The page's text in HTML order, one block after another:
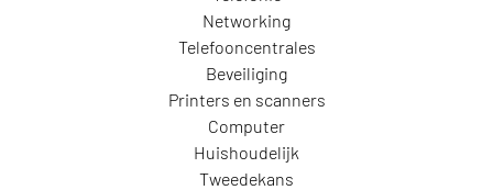
Networking
Telefooncentrales
Beveiliging
Printers en scanners
Computer
Huishoudelijk
Tweedekans